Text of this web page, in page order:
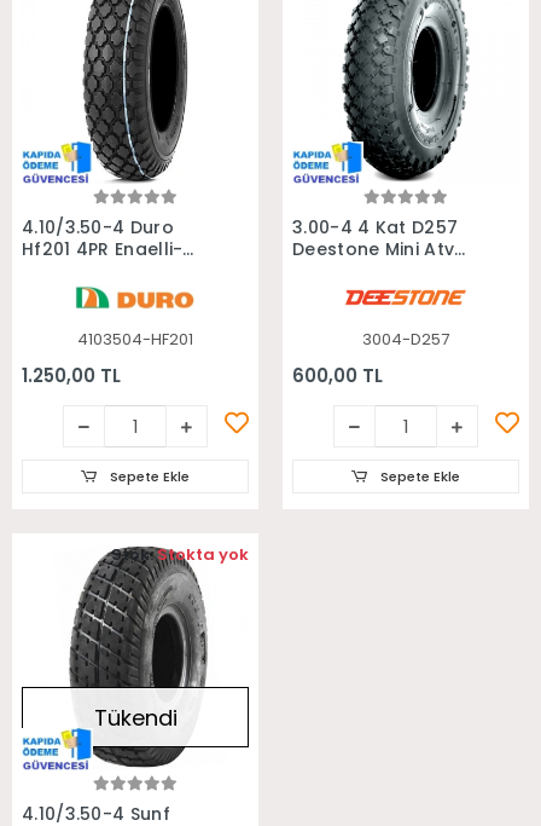
Sepete Ekle
4.10/3.50-4 Duro
Hf201 4PR Engelli-
Lastiği
4103504-HF201
1.250,00 TL
Sepete Ekle
Sepete Ekle
3.00-4 4 Kat D257
Deestone Mini Atv
3004-D257
600,00 TL
Sepete Ekle
Stokta Yok
Tükendi
4.10/3.50-4 Sunf
Stok:Stokta yok